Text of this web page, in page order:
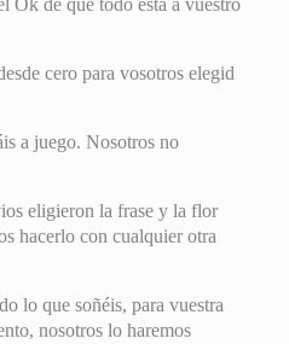
Ok de que todo está a vuestro
cero para vosotros elegid
a juego. Nosotros no
eligieron la frase y la flor
hacerlo con cualquier otra
lo que soñéis, para vuestra
nosotros lo haremos